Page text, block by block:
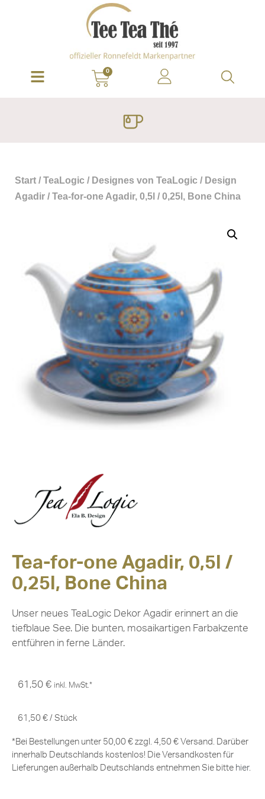
0
Start / TeaLogic / Designes von TeaLogic / Design
Agadir / Tea-for-one Agadir, 0,5l / 0,25l, Bone China
Tea-for-one Agadir, 0,5l /
0,25l, Bone China
Unser neues TeaLogic Dekor Agadir erinnert an die
tiefblaue See. Die bunten, mosaikartigen Farbakzente
entführen in ferne Länder.
61,50 € inkl. MwSt.*
61,50 € / Stück
*Bei Bestellungen unter 50,00 € zzgl. 4,50 € Versand. Darüber
innerhalb Deutschlands kostenlos! Die Versandkosten für
Lieferungen außerhalb Deutschlands entnehmen Sie bitte hier.